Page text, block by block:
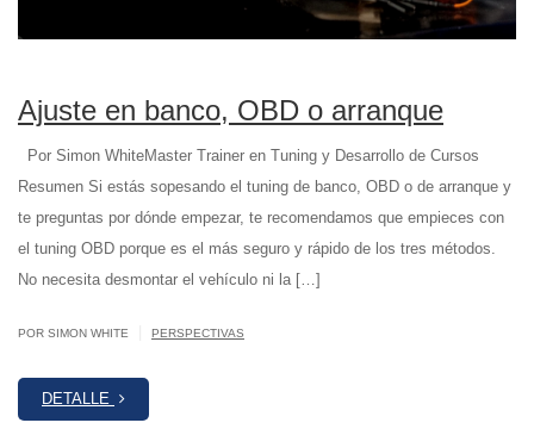
Ajuste en banco, OBD o arranque
Por Simon WhiteMaster Trainer en Tuning y Desarrollo de Cursos
Resumen Si estás sopesando el tuning de banco, OBD o de arranque y
te preguntas por dónde empezar, te recomendamos que empieces con
el tuning OBD porque es el más seguro y rápido de los tres métodos.
No necesita desmontar el vehículo ni la […]
POR SIMON WHITE PERSPECTIVAS
DETALLE